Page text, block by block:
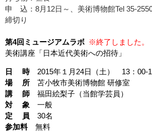
申 込：8月12日～、美術博物館Tel 35-
締切り
第4回ミュージアムラボ ※終了しました。
美術講座「日本近代美術への招待」
日 時2015年１月24日（土） 13：00-
場 所 苫小牧市美術博物館 研修室
講 師 福田絵梨子（当館学芸員）
対 象 一般
定 員 30名
参加料 無料